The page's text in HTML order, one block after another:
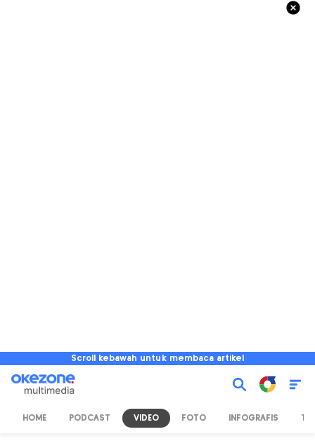
Scroll kebawah untuk membaca artikel
HOME PODCAST VIDEO FOTO INFOGRAFIS TV